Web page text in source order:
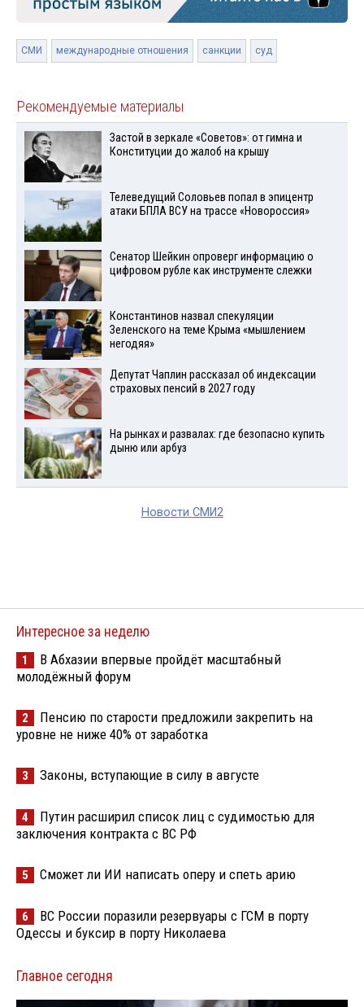
СМИ международные отношения санкции суд
Рекомендуемые материалы
Застой в зеркале «Советов»: от гимна и
Конституции до жалоб на крышу
Телеведущий Соловьев попал в эпицентр
атаки БПЛА ВСУ на трассе «Новороссия»
Сенатор Шейкин опроверг информацию о
цифровом рубле как инструменте слежки
Константинов назвал спекуляции
Зеленского на теме Крыма «мышлением
негодяя»
Депутат Чаплин рассказал об индексации
страховых пенсий в 2027 году
На рынках и развалах: где безопасно купить
дыню или арбуз
Новости СМИ2
Интересное за неделю
1
В Абхазии впервые пройдёт масштабный
молодёжный форум
2
Пенсию по старости предложили закрепить на
уровне не ниже 40% от заработка
3 Законы, вступающие в силу в августе
4
Путин расширил список лиц с судимостью для
заключения контракта с ВС РФ
5 Сможет ли ИИ написать оперу и спеть арию
6
ВС России поразили резервуары с ГСМ в порту
Одессы и буксир в порту Николаева
Главное сегодня